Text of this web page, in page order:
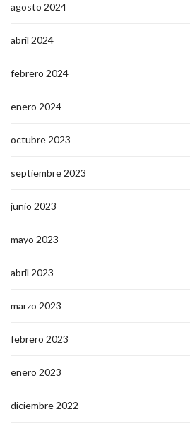
agosto 2024
abril 2024
febrero 2024
enero 2024
octubre 2023
septiembre 2023
junio 2023
mayo 2023
abril 2023
marzo 2023
febrero 2023
enero 2023
diciembre 2022